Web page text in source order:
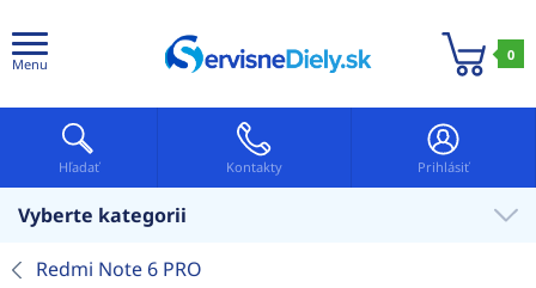
Menu
0
Hľadať Kontakty Prihlásiť
Vyberte kategorii
Redmi Note 6 PRO